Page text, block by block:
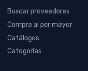
Buscar proveedores
Compra al por mayor
Catálogos
Categorías